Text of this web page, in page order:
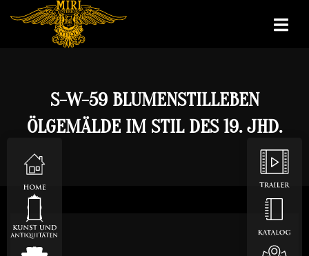
S-W-59 BLUMENSTILLEBEN
ÖLGEMÄLDE IM STIL DES 19. JHD.